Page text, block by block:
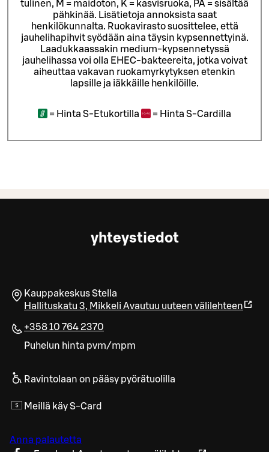
tulinen, M = maidoton, K = kasvisruoka, PÄ = sisältää
pähkinää. Lisätietoja annoksista saat
henkilökunnalta. Ruokavirasto suosittelee, että
jauhelihapihvit syödään aina täysin kypsennettyinä.
Laadukkaassakin medium-kypsennetyssä
jauhelihassa voi olla EHEC-bakteereita, jotka voivat
aiheuttaa vakavan ruokamyrkytyksen etenkin
lapsille ja iäkkäille henkilöille.
= Hinta S-Etukortilla = Hinta S-Cardilla
yhteystiedot
Kauppakeskus Stella
Hallituskatu 3, Mikkeli Avautuu uuteen välilehteen
+358 10 764 2370
Puhelun hinta pvm/mpm
Ravintolaan on pääsy pyörätuolilla
Meillä käy S-Card
Anna palautetta